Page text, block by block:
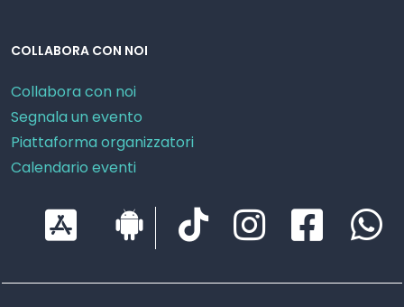
COLLABORA CON NOI
Collabora con noi
Segnala un evento
Piattaforma organizzatori
Calendario eventi